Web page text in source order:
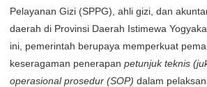
Pelayanan Gizi (SPPG), ahli gizi, dan
daerah di Provinsi Daerah Istimewa
ini, pemerintah berupaya memperkuat
keseragaman penerapan petunjuk teknis
operasional prosedur (SOP) dalam